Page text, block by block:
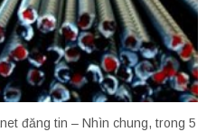
đăng tin – Nhìn chung, trong 5